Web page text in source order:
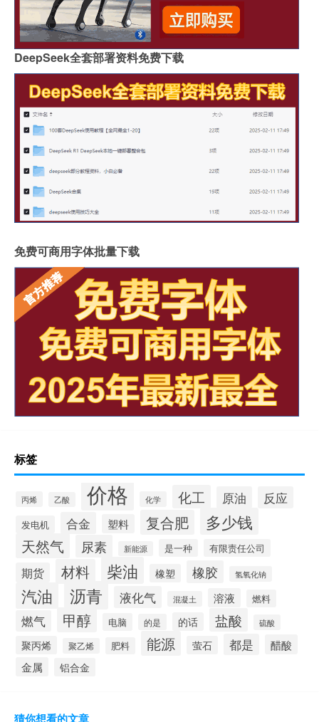
DeepSeek全套部署资料免费下载
免费可商用字体批量下载
标签
丙烯 乙酸 价格 化学 化工 原油 反应
发电机 合金 塑料 复合肥 多少钱
天然气 尿素 新能源 是一种 有限责任公司
期货 材料 柴油 橡塑 橡胶 氢氧化钠
汽油 沥青 液化气 混凝土 溶液 燃料
燃气 甲醇 电脑 的是 的话 盐酸 硫酸
聚丙烯 聚乙烯 肥料 能源 萤石 都是 醋酸
金属 铝合金
猜你想看的文章